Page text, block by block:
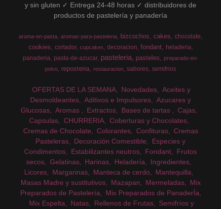
y sin gluten ✓ Entrega 24-48 horas ✓ distribuidores de
productos de pastelería y panadería
aroma-en-pasta aromas-para-pasteleria bizcochos cakes chocolate
cookies cortador cupcakes decoracion fondant
heladeria
panaderia pasta-de-azucar pasteleria pasteles
preparado-en-
polvo
reposteria restauracion sabores semifrios
OFERTAS DE LA SEMANA Novedades
Aceites y
Desmoldeantes
Aditivos e Impulsores
Azucares y
Glucosas
Aromas Extractos Bases de tartas
Cajas
Capsulas
CHURRERIA
Coberturas y Chocolates
Cremas de Chocolate
Colorantes Confituras
Cremas
Pasteleras
Decoración Comestible
Especies y
Condimentos
Estabilizantes neutros Fondant
Frutos
secos
Gelatinas Harinas Heladería
Ingredientes
Licores
Margarinas Manteca de cerdo
Mantequilla
Masas Madre y sustitutivos
Mazapan Mermeladas
Mix
Preparados de Pastelería
Mix Preparados de PanaderÍa
Mix Espelta
Natas Rellenos de Frutas
Semifríos y